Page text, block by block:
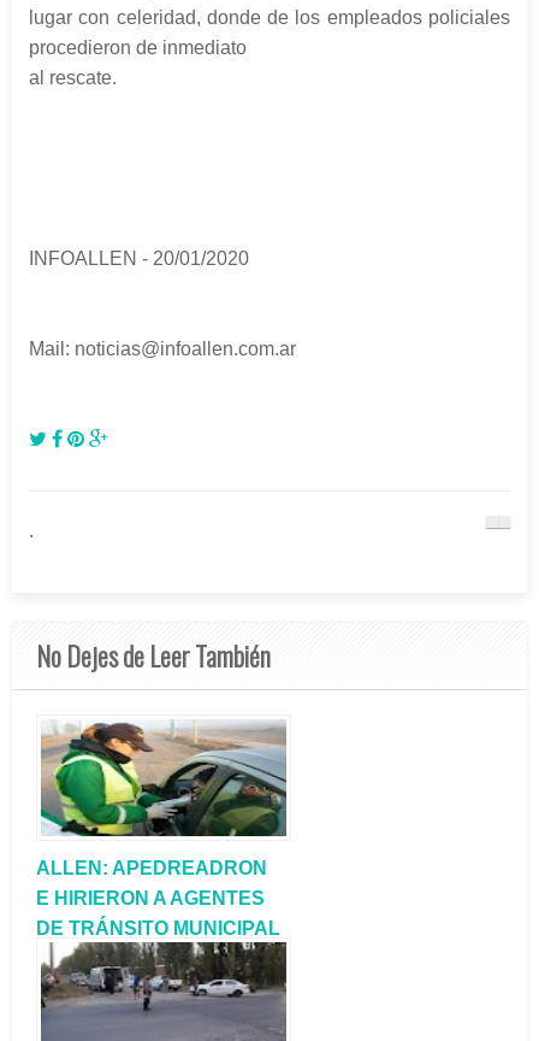
lugar con celeridad, donde de los empleados policiales
procedieron de inmediato
al rescate.
INFOALLEN - 20/01/2020
Mail: noticias@infoallen.com.ar
.
No Dejes de Leer También
ALLEN: APEDREADRON
E HIRIERON A AGENTES
DE TRÁNSITO MUNICIPAL
QUE REALIZABAN UN
CONTROL DE
ALCOHOLEMIA